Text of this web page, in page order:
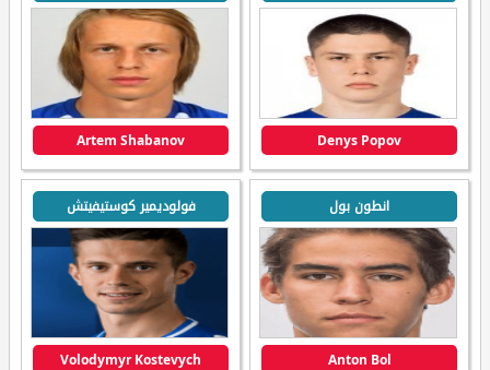
Denys Popov
Artem Shabanov
انطون بول
Anton Bol
فولوديمير كوستيفيتش
Volodymyr Kostevych